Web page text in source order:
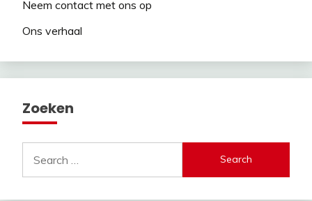
Neem contact met ons op
Ons verhaal
Zoeken
for: